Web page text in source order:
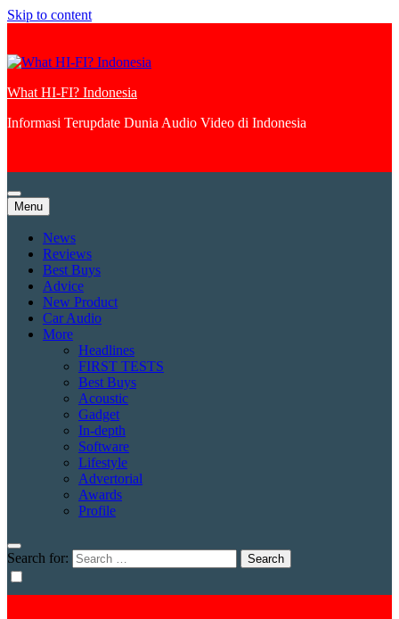
Skip to content
What HI-FI? Indonesia
Informasi Terupdate Dunia Audio Video di Indonesia
Menu
News
Reviews
Best Buys
Advice
New Product
Car Audio
More
Headlines
FIRST TESTS
Best Buys
Acoustic
Gadget
In-depth
Software
Lifestyle
Advertorial
Awards
Profile
Search for: